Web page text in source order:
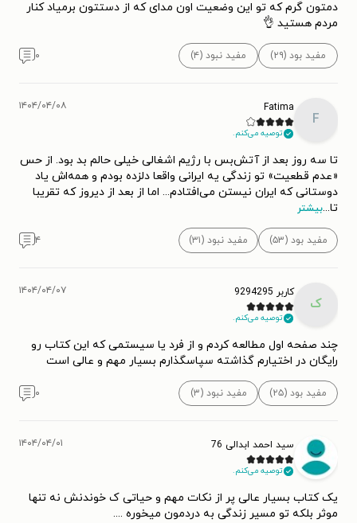
دمتون گرم که تو این وضعیت اون مدای که از دستتون برمیاد کنار
مردم هستید 👌
مفید بود (۲۹) مفید نبود (۴) ۰
F
Fatima
توصیه می‌کنم.
۱۴۰۴/۰۴/۰۸
تا سه روز بعد از آتش‌بس با رژیم اشغالی خیلی حالم بد بود. از حس
«عدم قطعیت» تو زندگی یه ایرانی واقعا دلزده بودم و همه‌اش یاد
دوستانی که ایران نیستن می‌افتادم... اما از بعد از دیروز که تقریبا
تا...بیشتر
مفید بود (۵۳) مفید نبود (۳۱) ۴
ک
کاربر 9294295
توصیه می‌کنم.
۱۴۰۴/۰۴/۰۷
چند صفحه اول مطالعه کردم و از فرد یا سیستمی که این کتاب رو
رایگان در اختیارم گذاشته سپاسگذارم بسیار مهم و عالی است
مفید بود (۲۵) مفید نبود (۳) ۰
سید احمد ابدالی 76
توصیه می‌کنم.
۱۴۰۴/۰۴/۰۱
یک کتاب بسیار عالی پر از نکات مهم و حیاتی ک خوندنش نه تنها
موثر بلکه تو مسیر زندگی به دردمون میخوره ....